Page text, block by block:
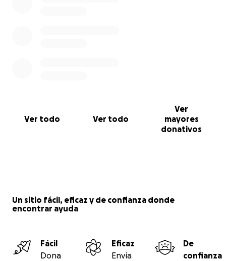
Ver todo Ver todo
Ver
mayores
donativos
Un sitio fácil, eficaz y de confianza donde
encontrar ayuda
Fácil
Dona
Eficaz
Envía
De
confianza